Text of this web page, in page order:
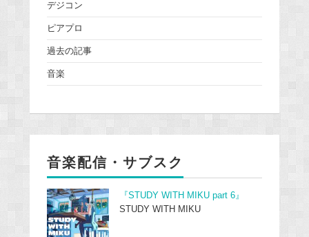
デジコン
ピアプロ
過去の記事
音楽
音楽配信・サブスク
『STUDY WITH MIKU part 6』
STUDY WITH MIKU